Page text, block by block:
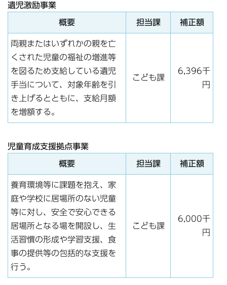
遺児激励事業
概要 担当課 補正額
両親またはいずれかの親を亡
くされた児童の福祉の増進等
を図るため支給している遺児
手当について、対象年齢を引
き上げるとともに、支給月額
を増額する。
こども課
6,396千
円
児童育成支援拠点事業
概要 担当課 補正額
養育環境等に課題を抱え、家
庭や学校に居場所のない児童
等に対し、安全で安心できる
居場所となる場を開設し、生
活習慣の形成や学習支援、食
事の提供等の包括的な支援を
行う。
こども課
6,000千
円